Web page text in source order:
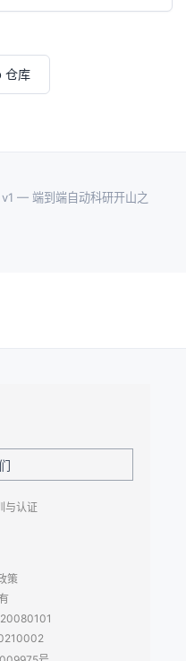
仓库
— 端到端自动科研开山之
与认证
策